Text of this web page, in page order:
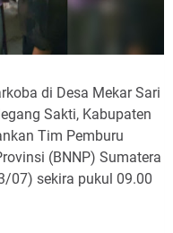
di Desa Mekar Sari
Sakti, Kabupaten
Tim Pemburu
(BNNP) Sumatera
07) sekira pukul 09.00